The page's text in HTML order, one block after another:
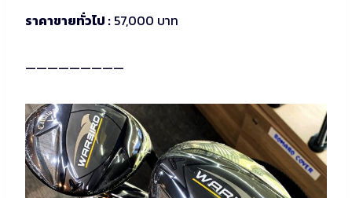
ราคาขายทั่วไป : 57,000 บาท
—————————